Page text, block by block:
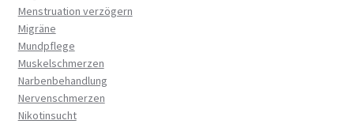
Menstruation verzögern
Migräne
Mundpflege
Muskelschmerzen
Narbenbehandlung
Nervenschmerzen
Nikotinsucht